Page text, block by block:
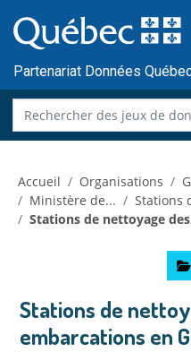
au
contenu
Partenariat Données
Accueil Organisations
Ministère de...
Stations
Stations de nettoyage
Stations de
embarcations en